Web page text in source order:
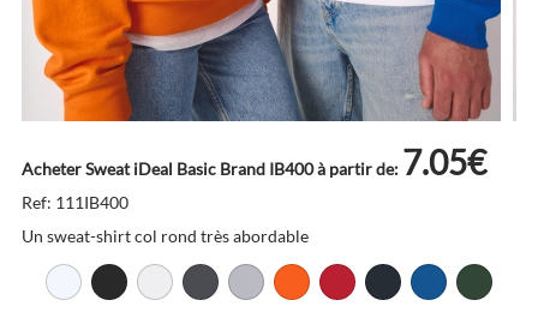
Acheter Sweat iDeal Basic Brand IB400 à partir de: 7.05€
Ref: 111IB400
Un sweat-shirt col rond très abordable